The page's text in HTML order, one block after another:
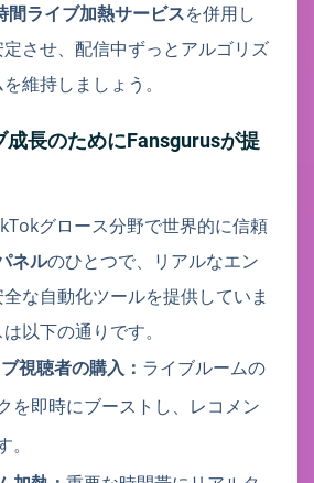
ライブ加熱サービスを併用し
させ、配信中ずっとアルゴリズ
維持しましょう。
成長のためにFansgurusが提
グロース分野で世界的に信頼
ネルのひとつで、リアルなエン
な自動化ツールを提供していま
以下の通りです。
視聴者の購入： ライブルームの
を即時にブーストし、レコメン